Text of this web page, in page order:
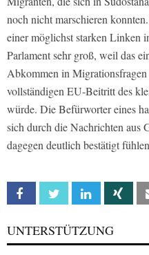
noch nicht marschieren
einer möglichst starken Linken
Parlament sehr groß, weil das
Abkommen in Migrationsfragen
vollständigen EU-Beitritt des
würde. Die Befürworter eines
sich durch die Nachrichten aus
dagegen deutlich bestätigt
Facebook Twitter Linkedin Xing
UNTERSTÜTZUNG